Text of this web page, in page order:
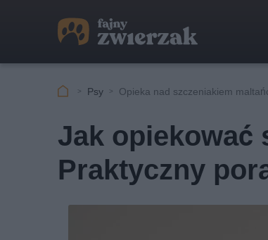
Psy Opieka nad szczeniakiem
Jak opiekować
Praktyczny